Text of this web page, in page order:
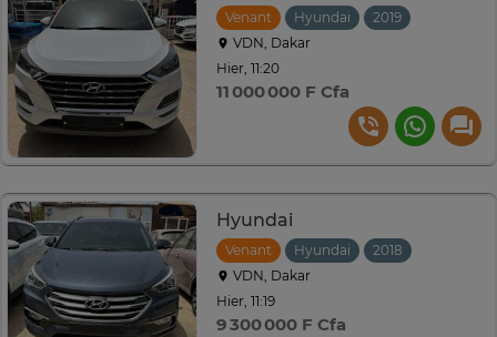
Venant Hyundai 2019
VDN, Dakar
Hier, 11:20
11 000 000 F Cfa
Hyundai
Venant Hyundai
2018
VDN, Dakar
Hier, 11:19
9 300 000 F Cfa